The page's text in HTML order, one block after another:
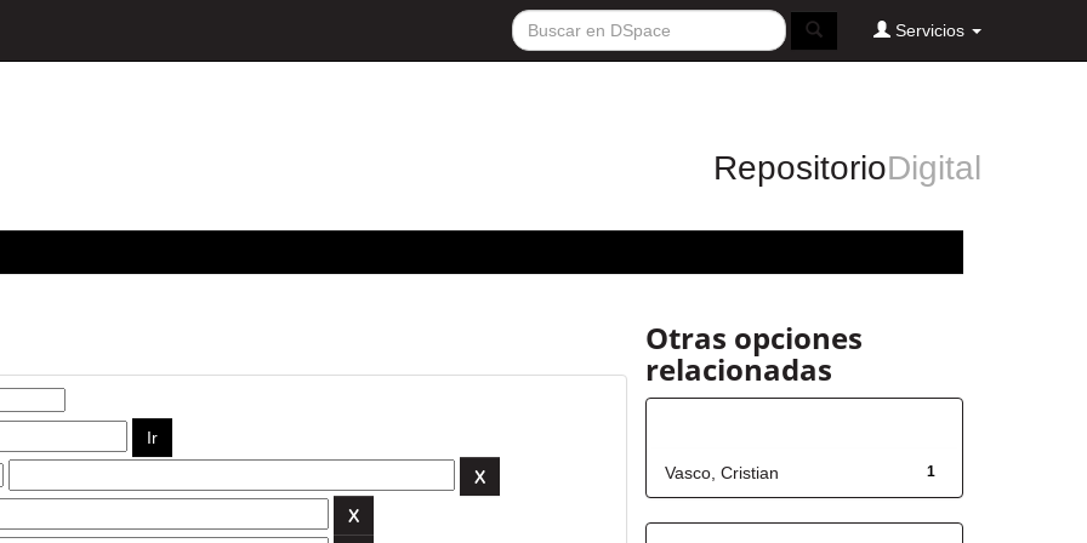
Servicios
RepositorioDigital
Otras opciones
relacionadas
1
Vasco, Cristian